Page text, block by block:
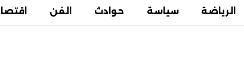
الرياضة سياسة حوادث الفن